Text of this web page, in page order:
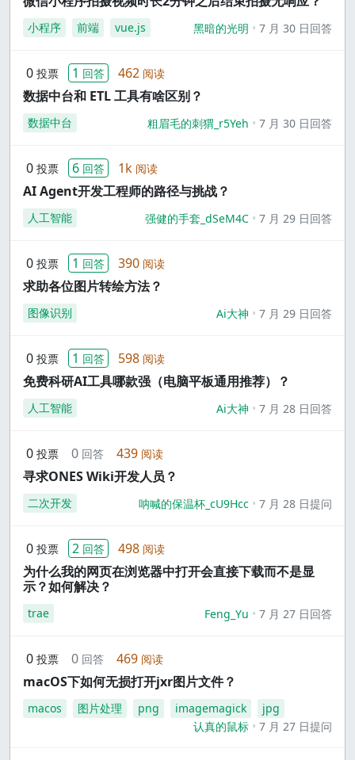
小程序 前端 vue.js 黑暗的光明 7 月 30 日回答
0 投票 1 回答 462 阅读
数据中台和 ETL 工具有啥区别？
数据中台 粗眉毛的刺猬_r5Yeh 7 月 30 日回答
0 投票 6 回答 1k 阅读
AI Agent开发工程师的路径与挑战？
人工智能 强健的手套_dSeM4C 7 月 29 日回答
0 投票 1 回答 390 阅读
求助各位图片转绘方法？
图像识别 Ai大神 7 月 29 日回答
0 投票 1 回答 598 阅读
免费科研AI工具哪款强（电脑平板通用推荐）？
人工智能 Ai大神 7 月 28 日回答
0 投票 0 回答 439 阅读
寻求ONES Wiki开发人员？
二次开发 呐喊的保温杯_cU9Hcc 7 月 28 日提问
0 投票 2 回答 498 阅读
为什么我的网页在浏览器中打开会直接下载而不是显
示？如何解决？
trae Feng_Yu 7 月 27 日回答
0 投票 0 回答 469 阅读
macOS下如何无损打开jxr图片文件？
macos 图片处理 png imagemagick
jpg
认真的鼠标
7 月 27 日提问